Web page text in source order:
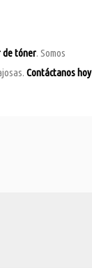
de tóner. Somos
Contáctanos hoy